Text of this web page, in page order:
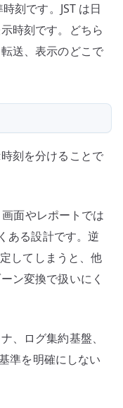
刻です。JST は日
時刻です。どちら
送、表示のどこで
刻を分けることで
面やレポートでは
ある設計です。逆
してしまうと、他
ン変換で扱いにく
、ログ集約基盤、
準を明確にしない